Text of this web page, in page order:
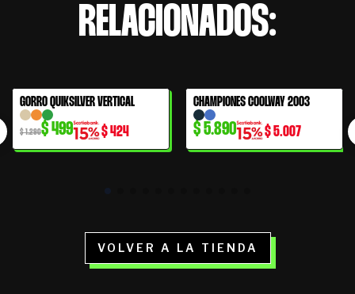
RELACIONADOS:
61% OFF
GORRO QUIKSILVER VERTICAL
$1.290
El
precio
original
era:
$499
El
precio
actual
es:
$424
CHAMPIONES COOLWAY 2003
$5.890 $5.007
VOLVER A LA TIENDA